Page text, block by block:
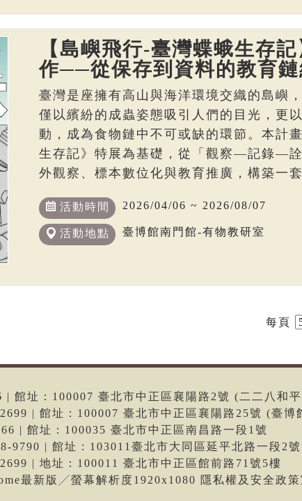
【島嶼飛行-臺灣蝶蛾生存
作──從保存到資料的教育
臺灣是座擁有高山與海洋環境交織的島嶼
僅以繽紛的成蟲姿態吸引人們的目光，更
動，成為食物鏈中不可或缺的環節。本計
生存記》特展為基礎，從「觀察—記錄—
外觀察、標本數位化與教育推廣，構築一
活動時間 2026/04/06 ~ 2026/08/07
活動地點 臺博館南門館-有物教研室
每頁
館址：100007 臺北市中正區襄陽路2號 (二二八和
| 館址：100007 臺北市中正區襄陽路25號 (臺博
| 館址：100035 臺北市中正區南昌路一段1號
9790 | 館址：103011臺北市大同區延平北路一段2號
| 地址：100011 臺北市中正區館前路71號5樓
最新版╱螢幕解析度1920x1080 隱私權及安全政